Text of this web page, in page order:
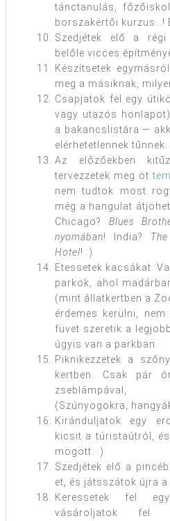
tánctanulás,
borszakértői kurzus…!
Szedjétek elő a
belőle vicces
Készítsetek
meg a másiknak,
Csapjatok fel egy
vagy utazós
a bakancslistára —
elérhetetlennek
Az előzőekben
tervezzetek meg öt
nem tudtok most
még a hangulat
Chicago? Blues
nyomában! India?
Hotel! :)
Etessetek kacsákat.
parkok, ahol
(mint állatkertben a
érdemes kerülni,
füvet szeretik a
úgyis van a parkban.
Piknikezzetek a
kertben. Csak pár
zseblámpával,
(Szúnyogokra,
Kiránduljatok egy
kicsit a túristaútról,
mögött. :)
Szedjétek elő a
et, és játsszátok újra a
Keressetek fel
vásároljatok fel